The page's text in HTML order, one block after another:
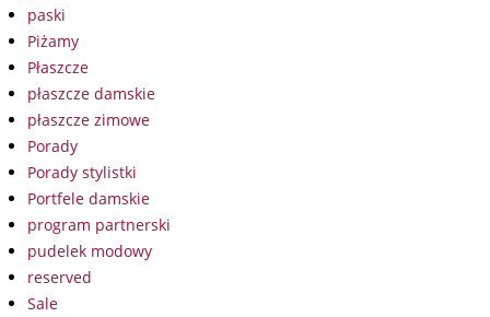
paski
Piżamy
Płaszcze
płaszcze damskie
płaszcze zimowe
Porady
Porady stylistki
Portfele damskie
program partnerski
pudelek modowy
reserved
Sale